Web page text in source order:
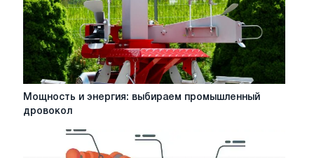
Мощность
выбираем
промышленный
Мощность и энергия: выбираем промышленный
дровокол